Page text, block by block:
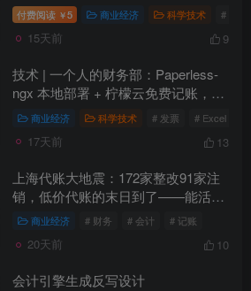
付费阅读 ￥5 商业经济 科学技术 # 财务
15天前 9
技术 | 一个人的财务部：Paperless-
ngx 本地部署 + 柠檬云免费记账，搭
建初创公司零成本账务系统
商业经济 科学技术 # 发票 # Excel
17天前 13
上海代账大地震：172家整改91家注
销，低价代账的末日到了——能活下
来的只有一种
商业经济 # 财务 # 会计 # 记账
20天前 10
会计引擎生成反写设计